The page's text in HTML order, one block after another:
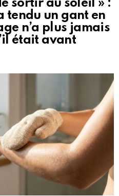
sortir au soleil » :
tendu un gant en
n’a plus jamais
était avant